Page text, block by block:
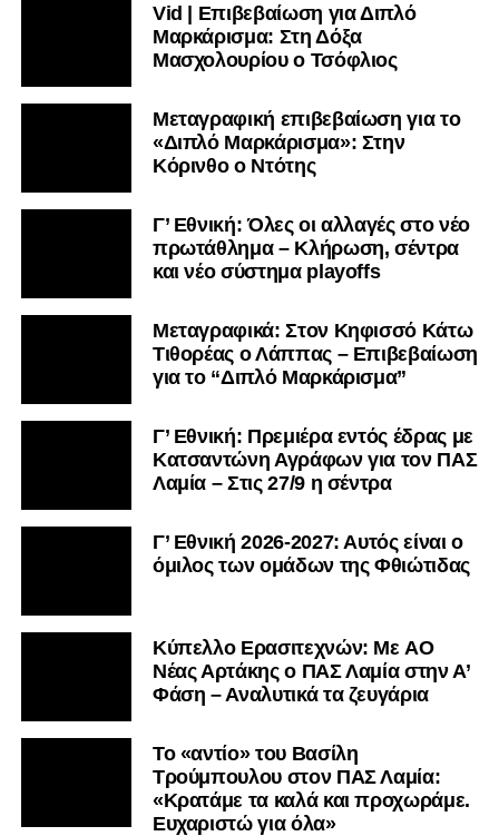
Vid | Επιβεβαίωση για Διπλό
Μαρκάρισμα: Στη Δόξα
Μασχολουρίου ο Τσόφλιος
Μεταγραφική επιβεβαίωση για το
«Διπλό Μαρκάρισμα»: Στην
Κόρινθο ο Ντότης
Γ’ Εθνική: Όλες οι αλλαγές στο νέο
πρωτάθλημα – Κλήρωση, σέντρα
και νέο σύστημα playoffs
Μεταγραφικά: Στον Κηφισσό Κάτω
Τιθορέας ο Λάππας – Επιβεβαίωση
για το “Διπλό Μαρκάρισμα”
Γ’ Εθνική: Πρεμιέρα εντός έδρας με
Κατσαντώνη Αγράφων για τον ΠΑΣ
Λαμία – Στις 27/9 η σέντρα
Γ’ Εθνική 2026-2027: Αυτός είναι ο
όμιλος των ομάδων της Φθιώτιδας
Kύπελλο Ερασιτεχνών: Με AO
Nέας Αρτάκης ο ΠΑΣ Λαμία στην Α’
Φάση – Αναλυτικά τα ζευγάρια
Το «αντίο» του Βασίλη
Τρούμπουλου στον ΠΑΣ Λαμία:
«Κρατάμε τα καλά και προχωράμε.
Ευχαριστώ για όλα»